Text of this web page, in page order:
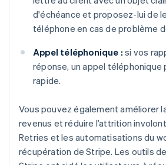
d'échéance et proposez-lui de
téléphone en cas de problème
Appel téléphonique : si vos
réponse, un appel téléphonique
rapide.
Vous pouvez également améliorer
revenus et réduire l’attrition
Retries et les automatisations du
récupération de Stripe. Les outils